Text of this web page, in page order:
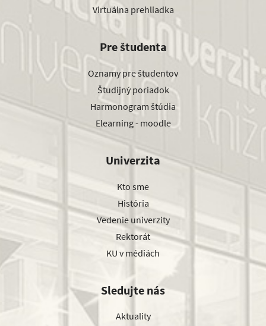
Virtuálna prehliadka
Pre študenta
Oznamy pre študentov
Študijný poriadok
Harmonogram štúdia
Elearning - moodle
Univerzita
Kto sme
História
Vedenie univerzity
Rektorát
KU v médiách
Sledujte nás
Aktuality